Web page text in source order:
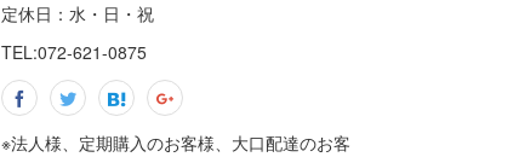
定休日：水・日・祝
TEL:072-621-0875
※法人様、定期購入のお客様、大口配達のお客